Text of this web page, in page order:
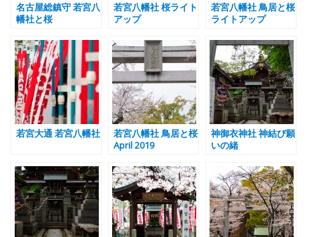
名古屋総鎮守 若宮八
幡社と桜
若宮八幡社 桜ライト
アップ
若宮八幡社 鳥居と桜
ライトアップ
若宮大通 若宮八幡社
若宮八幡社 鳥居と桜
April 2019
神御衣神社 神結び願
いの緒